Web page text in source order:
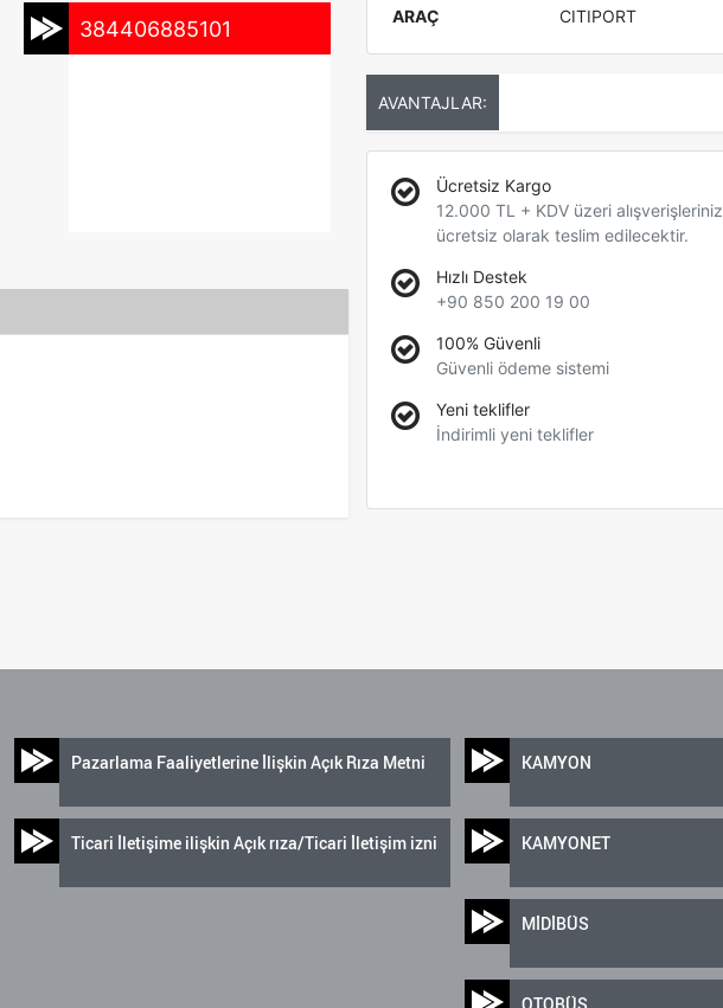
384406885101
ARAÇ
CITIPORT
AVANTAJLAR:
Ücretsiz Kargo
12.000 TL + KDV üzeri alışverişleriniz
ücretsiz olarak teslim edilecektir.
Hızlı Destek
+90 850 200 19 00
100% Güvenli
Güvenli ödeme sistemi
Yeni teklifler
İndirimli yeni teklifler
Pazarlama Faaliyetlerine İlişkin Açık Rıza Metni
Ticari İletişime ilişkin Açık rıza/Ticari İletişim izni
KAMYON
KAMYONET
MİDİBÜS